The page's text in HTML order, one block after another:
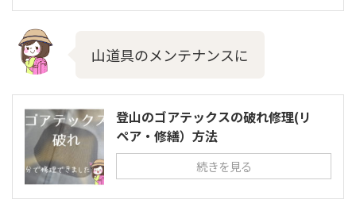
山道具のメンテナンスに
登山のゴアテックスの破れ修理(リ
ペア・修繕）方法
続きを見る